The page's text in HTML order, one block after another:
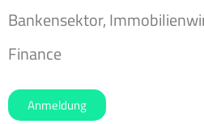
Bankensektor,
Finance
Anmeldung